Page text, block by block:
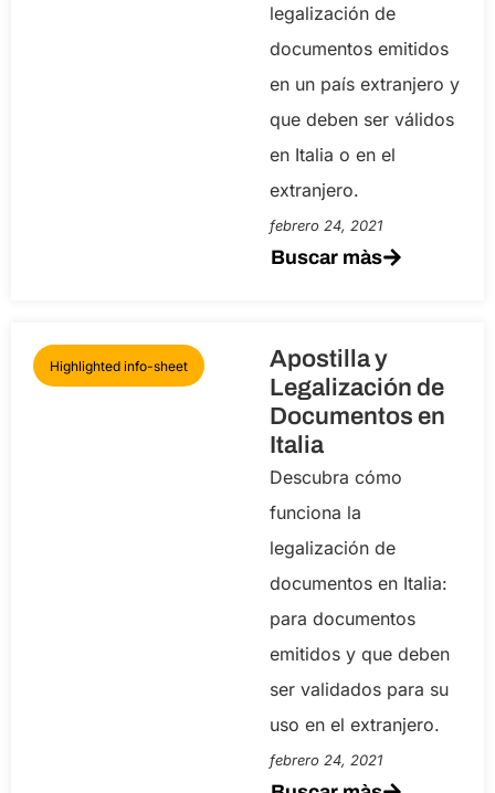
legalización de
documentos emitidos
en un país extranjero y
que deben ser válidos
en Italia o en el
extranjero.
febrero 24, 2021
Buscar màs
Highlighted info-sheet
Apostilla y
Legalización de
Documentos en
Italia
Descubra cómo
funciona la
legalización de
documentos en Italia:
para documentos
emitidos y que deben
ser validados para su
uso en el extranjero.
febrero 24, 2021